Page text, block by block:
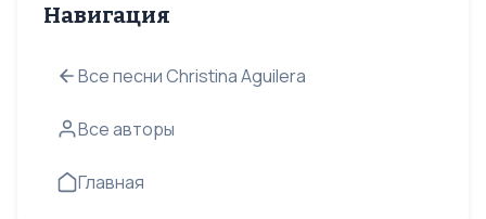
Навигация
Все песни Christina Aguilera
Все авторы
Главная